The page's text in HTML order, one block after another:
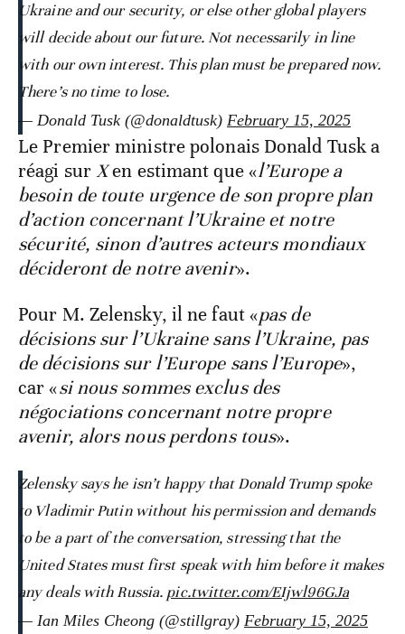
Ukraine and our security, or else other global players
will decide about our future. Not necessarily in line
with our own interest. This plan must be prepared now.
There’s no time to lose.
— Donald Tusk (@donaldtusk) February 15, 2025
Le Premier ministre polonais Donald Tusk a
réagi surXen estimant que «l’Europe a
besoin de toute urgence de son propre plan
d’action concernant l’Ukraine et notre
sécurité, sinon d’autres acteurs mondiaux
décideront de notre avenir».
Pour M. Zelensky, il ne faut «pas de
décisions sur l’Ukraine sans l’Ukraine, pas
de décisions sur l’Europe sans l’Europe»,
car «si nous sommes exclus des
négociations concernant notre propre
avenir, alors nous perdons tous».
Zelensky says he isn’t happy that Donald Trump spoke
to Vladimir Putin without his permission and demands
to be a part of the conversation, stressing that the
United States must first speak with him before it makes
any deals with Russia. pic.twitter.com/EIjwl96GJa
— Ian Miles Cheong (@stillgray) February 15, 2025